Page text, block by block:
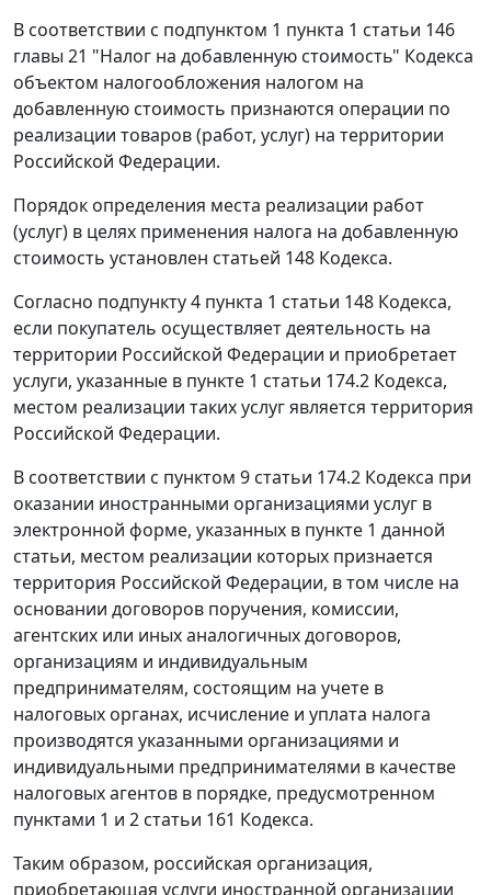
В соответствии с подпунктом 1 пункта 1 статьи 146
главы 21 "Налог на добавленную стоимость" Кодекса
объектом налогообложения налогом на
добавленную стоимость признаются операции по
реализации товаров (работ, услуг) на территории
Российской Федерации.
Порядок определения места реализации работ
(услуг) в целях применения налога на добавленную
стоимость установлен статьей 148 Кодекса.
Согласно подпункту 4 пункта 1 статьи 148 Кодекса,
если покупатель осуществляет деятельность на
территории Российской Федерации и приобретает
услуги, указанные в пункте 1 статьи 174.2 Кодекса,
местом реализации таких услуг является территория
Российской Федерации.
В соответствии с пунктом 9 статьи 174.2 Кодекса при
оказании иностранными организациями услуг в
электронной форме, указанных в пункте 1 данной
статьи, местом реализации которых признается
территория Российской Федерации, в том числе на
основании договоров поручения, комиссии,
агентских или иных аналогичных договоров,
организациям и индивидуальным
предпринимателям, состоящим на учете в
налоговых органах, исчисление и уплата налога
производятся указанными организациями и
индивидуальными предпринимателями в качестве
налоговых агентов в порядке, предусмотренном
пунктами 1 и 2 статьи 161 Кодекса.
Таким образом, российская организация,
приобретающая услуги иностранной организации